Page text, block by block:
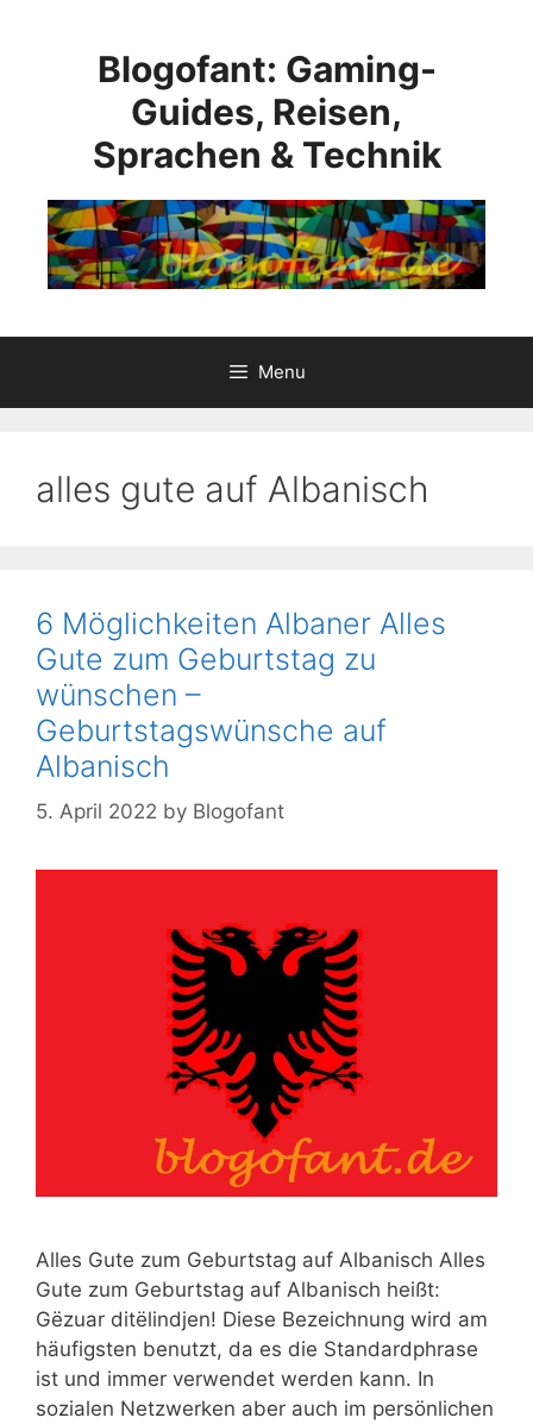
Blogofant: Gaming-
Guides, Reisen,
Sprachen & Technik
Menu
alles gute auf Albanisch
6 Möglichkeiten Albaner Alles
Gute zum Geburtstag zu
wünschen –
Geburtstagswünsche auf
Albanisch
5. April 2022 by Blogofant
Alles Gute zum Geburtstag auf Albanisch Alles
Gute zum Geburtstag auf Albanisch heißt:
Gëzuar ditëlindjen! Diese Bezeichnung wird am
häufigsten benutzt, da es die Standardphrase
ist und immer verwendet werden kann. In
sozialen Netzwerken aber auch im persönlichen